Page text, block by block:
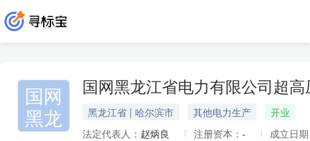
国网
黑龙
国网黑龙江省电力有限公司超高
黑龙江省 | 哈尔滨市 其他电力生产
开业
法定代表人： 赵炳良 注册资本： -
成立日